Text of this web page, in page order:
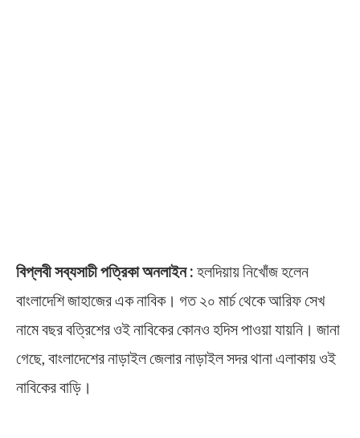
বিপ্লবী সব্যসাচী পত্রিকা অনলাইন : হলদিয়ায় নিখোঁজ হলেন
বাংলাদেশি জাহাজের এক নাবিক। গত ২০ মার্চ থেকে আরিফ সেখ
নামে বছর বত্রিশের ওই নাবিকের কোনও হদিস পাওয়া যায়নি। জানা
গেছে, বাংলাদেশের নাড়াইল জেলার নাড়াইল সদর থানা এলাকায় ওই
নাবিকের বাড়ি।